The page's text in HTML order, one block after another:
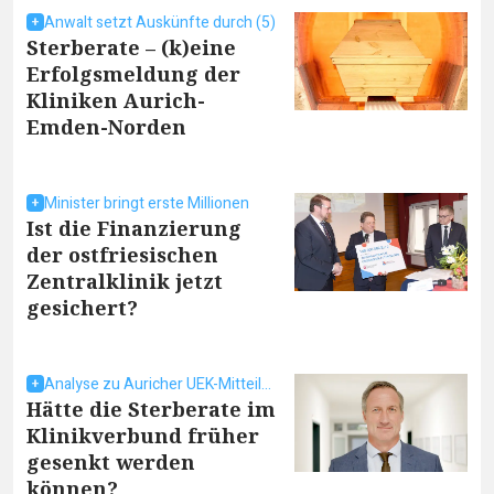
Anwalt setzt Auskünfte durch (5)
Sterberate – (k)eine
Erfolgsmeldung der
Kliniken Aurich-
Emden-Norden
Minister bringt erste Millionen
Ist die Finanzierung
der ostfriesischen
Zentralklinik jetzt
gesichert?
Analyse zu Auricher UEK-Mitteilung
Hätte die Sterberate im
Klinikverbund früher
gesenkt werden